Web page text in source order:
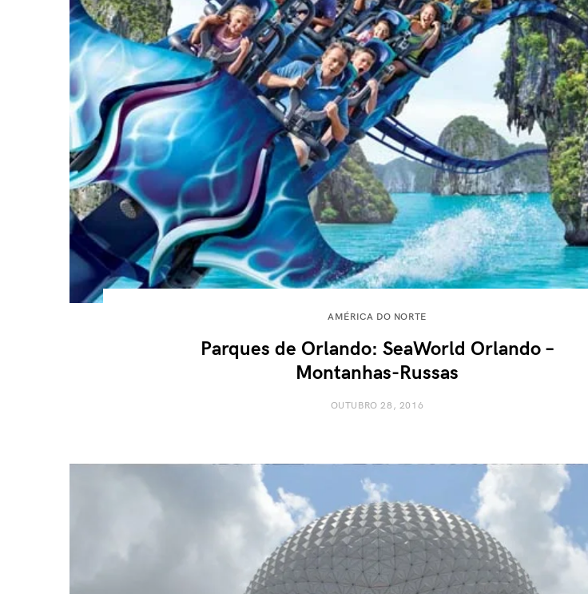
AMÉRICA DO NORTE
Parques de Orlando: SeaWorld Orlando –
Montanhas-Russas
OUTUBRO 28, 2016